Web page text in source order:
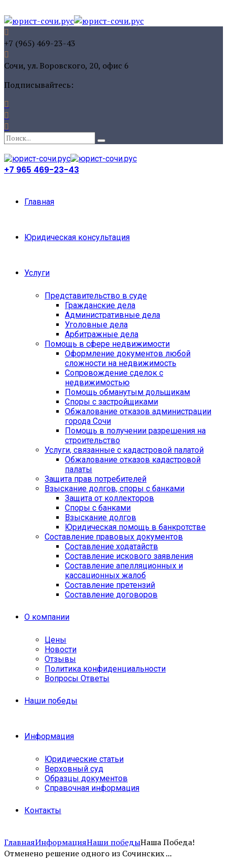
+7 (965) 469-23-43
Сочи, ул. Воровского, 20, офис 6
Подписывайтесь:
+7 965 469-23-43
Главная
Юридическая консультация
Услуги
Представительство в суде
Гражданские дела
Административные дела
Уголовные дела
Арбитражные дела
Помощь в сфере недвижимости
Оформление документов любой
сложности на недвижимость
Сопровождение сделок с
недвижимостью
Помощь обманутым дольщикам
Споры с застройщиками
Обжалование отказов администрации
города Сочи
Помощь в получении разрешения на
строительство
Услуги, связанные с кадастровой палатой
Обжалование отказов кадастровой
палаты
Защита прав потребителей
Взыскание долгов, споры с банками
Защита от коллекторов
Споры с банками
Взыскание долгов
Юридическая помощь в банкротстве
Составление правовых документов
Составление ходатайств
Составление искового заявления
Составление апелляционных и
кассационных жалоб
Cоставление претензий
Составление договоров
О компании
Цены
Новости
Отзывы
Политика конфиденциальности
Вопросы Ответы
Наши победы
Информация
Юридические статьи
Верховный суд
Образцы документов
Справочная информация
Контакты
ГлавнаяИнформацияНаши победыНаша Победа!
Отменено решение одного из Сочинских ...